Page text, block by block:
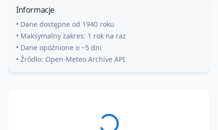
Informacje
• Dane dostępne od 1940 roku
• Maksymalny zakres: 1 rok na raz
• Dane opóźnione o ~5 dni
• Źródło: Open-Meteo Archive API